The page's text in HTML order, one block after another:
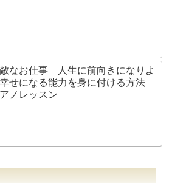
なお仕事 人生に前向きになりよ
せになる能力を身に付ける方法
ノレッスン
要